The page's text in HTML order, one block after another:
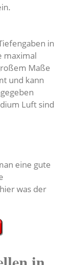
in
maximal
Maße
und kann
Luft sind
eine gute
was der